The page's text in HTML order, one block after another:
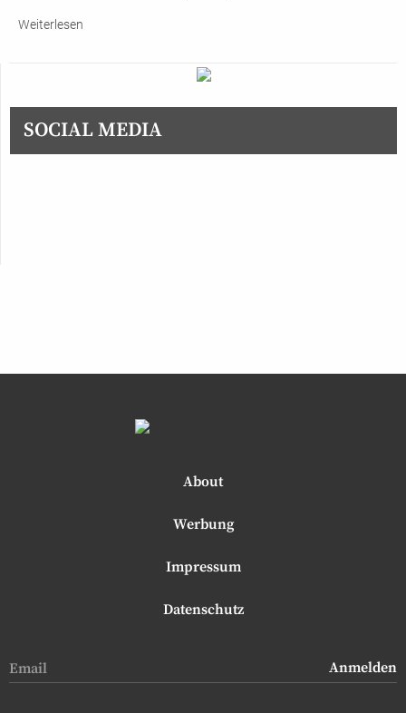
Weiterlesen
SOCIAL MEDIA
About
Werbung
Impressum
Datenschutz